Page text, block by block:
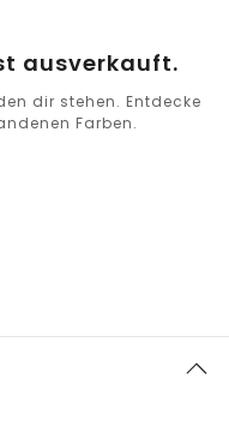
ausverkauft.
dir stehen. Entdecke
Farben.